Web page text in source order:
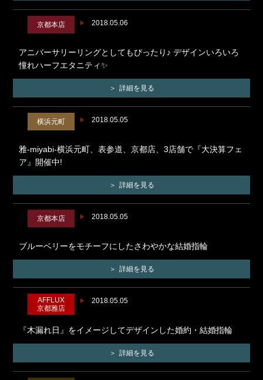
2018.05.06
京都本店
アニバーサリーリングとしてもぴったり♪ デザインいろいろ
憧れハーフエタニティ✨
詳細を見る
2018.05.05
横浜元町
雅-miyabi-横浜元町、表参道、京都店、3店舗で『大決算フェ
ア』開催中!
詳細を見る
2018.05.05
京都本店
ブルーベリーをモチーフにしたさわやかな結婚指輪
詳細を見る
2018.05.05
AFFLUX
京都雅店
『木漏れ日』をイメージしてデザインした婚約・結婚指輪
詳細を見る